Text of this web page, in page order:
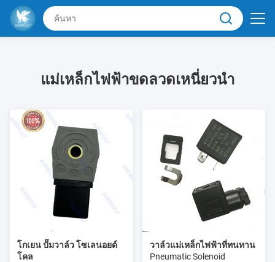
แม่เหล็กไฟฟ้าขดลวดเหนี่ยวนำ
โกเยน ปั๊มวาล์ว โซเลนอยด์
โคล
วาล์วแม่เหล็กไฟฟ้าที่ทนทาน
Pneumatic Solenoid